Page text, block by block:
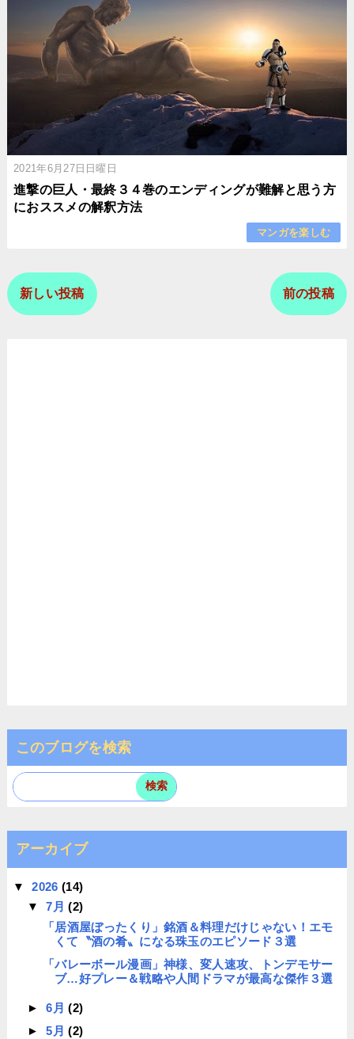
2021年6月27日日曜日
進撃の巨人・最終３４巻のエンディングが難解と思う方
におススメの解釈方法
マンガを楽しむ
新しい投稿 前の投稿
このブログを検索
アーカイブ
▼2026(14)
▼7月(2)
「居酒屋ぼったくり」銘酒＆料理だけじゃない！エモ
くて〝酒の肴〟になる珠玉のエピソード３選
「バレーボール漫画」神様、変人速攻、トンデモサー
ブ…好プレー＆戦略や人間ドラマが最高な傑作３選
►6月(2)
►5月(2)